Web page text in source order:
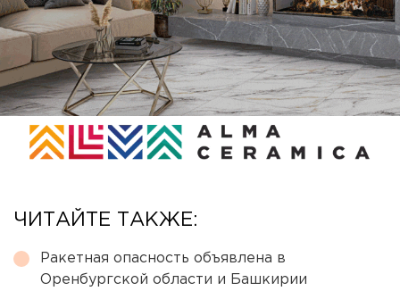
ЧИТАЙТЕ ТАКЖЕ:
Ракетная опасность объявлена в
Оренбургской области и Башкирии